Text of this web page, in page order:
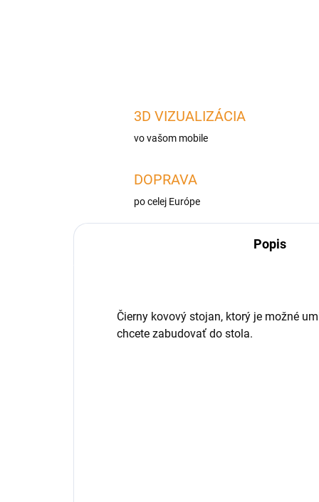
3D VIZUALIZÁCIA
vo vašom mobile
DOPRAVA
po celej Európe
Popis
Čierny kovový stojan, ktorý je možné
chcete zabudovať do stola.